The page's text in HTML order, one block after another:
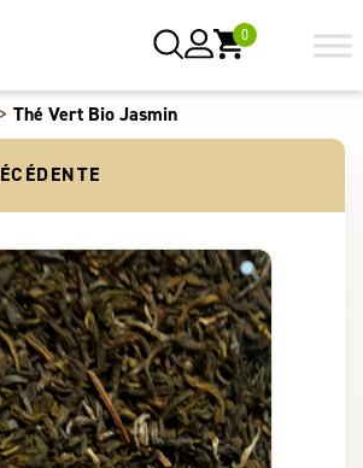
0
> Thé Vert Bio Jasmin